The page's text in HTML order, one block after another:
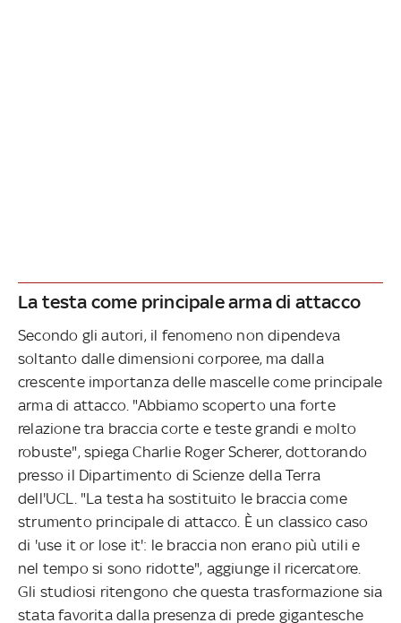
La testa come principale arma di attacco
Secondo gli autori, il fenomeno non dipendeva
soltanto dalle dimensioni corporee, ma dalla
crescente importanza delle mascelle come principale
arma di attacco. "Abbiamo scoperto una forte
relazione tra braccia corte e teste grandi e molto
robuste", spiega Charlie Roger Scherer, dottorando
presso il Dipartimento di Scienze della Terra
dell'UCL. "La testa ha sostituito le braccia come
strumento principale di attacco. È un classico caso
di 'use it or lose it': le braccia non erano più utili e
nel tempo si sono ridotte", aggiunge il ricercatore.
Gli studiosi ritengono che questa trasformazione sia
stata favorita dalla presenza di prede gigantesche